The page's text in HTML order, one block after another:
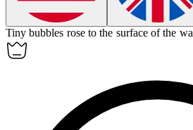
Tinybubbles rose to the surface of the